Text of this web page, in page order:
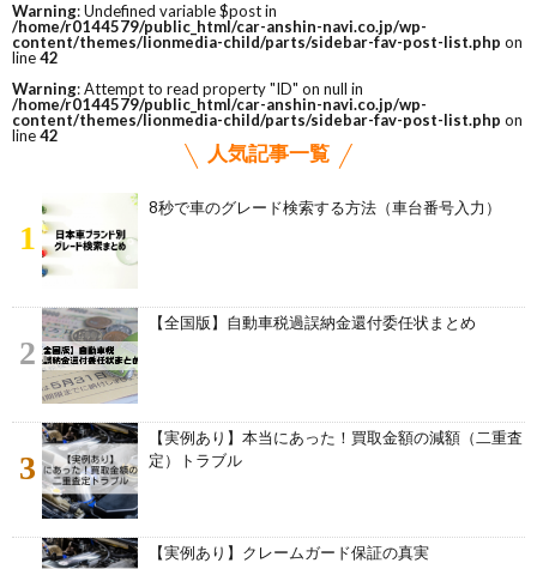
Warning: Undefined variable $post in
/home/r0144579/public_html/car-anshin-navi.co.jp/wp-
content/themes/lionmedia-child/parts/sidebar-fav-post-list.php on
line42
Warning: Attempt to read property "ID" on null in
/home/r0144579/public_html/car-anshin-navi.co.jp/wp-
content/themes/lionmedia-child/parts/sidebar-fav-post-list.php on
line42
人気記事一覧
1
8秒で車のグレード検索する方法（車台番号入力）
2
【全国版】自動車税過誤納金還付委任状まとめ
3
【実例あり】本当にあった！買取金額の減額（二重査
定）トラブル
【実例あり】クレームガード保証の真実